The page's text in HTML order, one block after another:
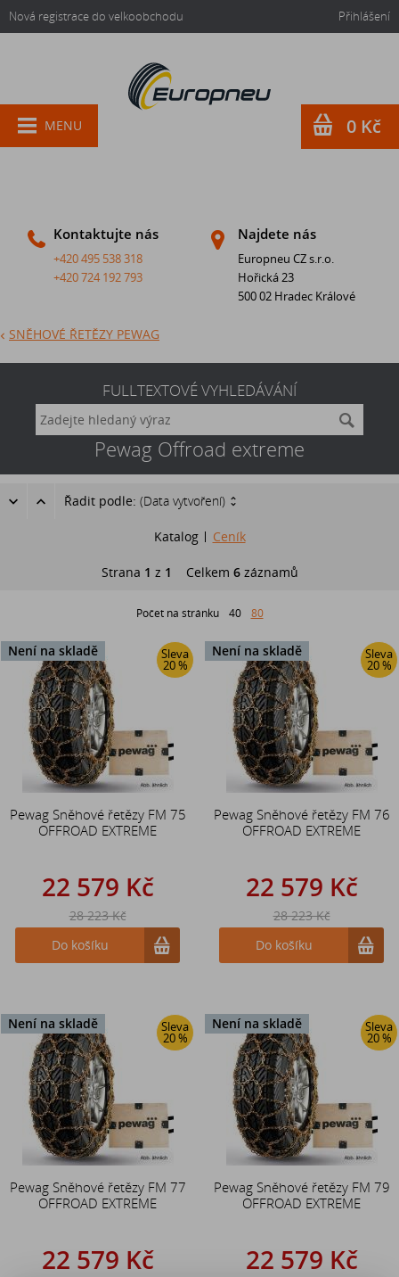
Nová registrace do velkoobchodu Přihlášení
Kontaktujte nás
+420 495 538 318
+420 724 192 793
Najdete nás
Europneu CZ s.r.o.
Hořická 23
500 02 Hradec Králové
MENU 0 Kč
SNĚHOVÉ ŘETĚZY PEWAG
FULLTEXTOVÉ VYHLEDÁVÁNÍ
Pewag Offroad extreme
Řadit podle: (Data vytvoření)
Katalog Ceník
Strana 1 z 1 Celkem 6záznamů
Počet na stránku 40 80
Není na skladě Sleva
20 %
Pewag Sněhové řetězy FM 75
OFFROAD EXTREME
22 579 Kč
28 223 Kč
Do košíku
Není na skladě Sleva
20 %
Pewag Sněhové řetězy FM 76
OFFROAD EXTREME
22 579 Kč
28 223 Kč
Do košíku
Není na skladě Sleva
20 %
Pewag Sněhové řetězy FM 77
OFFROAD EXTREME
22 579 Kč
Není na skladě Sleva
20 %
Pewag Sněhové řetězy FM 79
OFFROAD EXTREME
22 579 Kč